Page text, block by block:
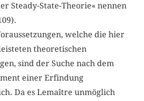
Steady-State-Theorie« nennen
welche die hier
theoretischen
sind der Suche nach dem
einer Erfindung
Da es Lemaître unmöglich